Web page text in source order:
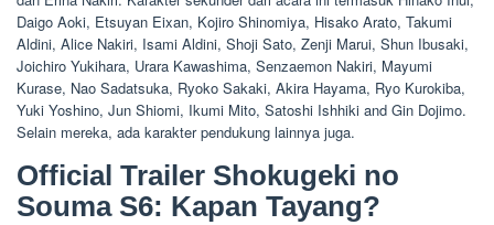
Daigo Aoki, Etsuyan Eixan, Kojiro Shinomiya, Hisako Arato, Takumi
Aldini, Alice Nakiri, Isami Aldini, Shoji Sato, Zenji Marui, Shun Ibusaki,
Joichiro Yukihara, Urara Kawashima, Senzaemon Nakiri, Mayumi
Kurase, Nao Sadatsuka, Ryoko Sakaki, Akira Hayama, Ryo Kurokiba,
Yuki Yoshino, Jun Shiomi, Ikumi Mito, Satoshi Ishhiki and Gin Dojimo.
Selain mereka, ada karakter pendukung lainnya juga.
Official Trailer Shokugeki no
Souma S6: Kapan Tayang?